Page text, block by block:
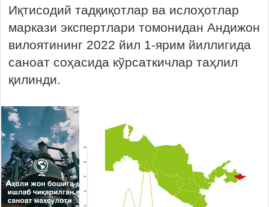
Иқтисодий тадқиқотлар ва ислоҳотлар
маркази экспертлари томонидан Андижон
вилоятининг 2022 йил 1-ярим йиллигида
саноат соҳасида кўрсаткичлар таҳлил
қилинди.